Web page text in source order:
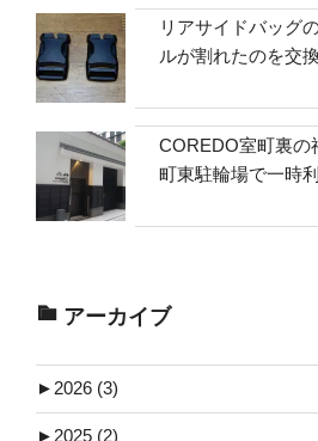
リアサイドバッグ
ルが割れたのを交
COREDO室町裏の
町東駐輪場で一時
アーカイブ
► 2026 (3)
► 2025 (2)